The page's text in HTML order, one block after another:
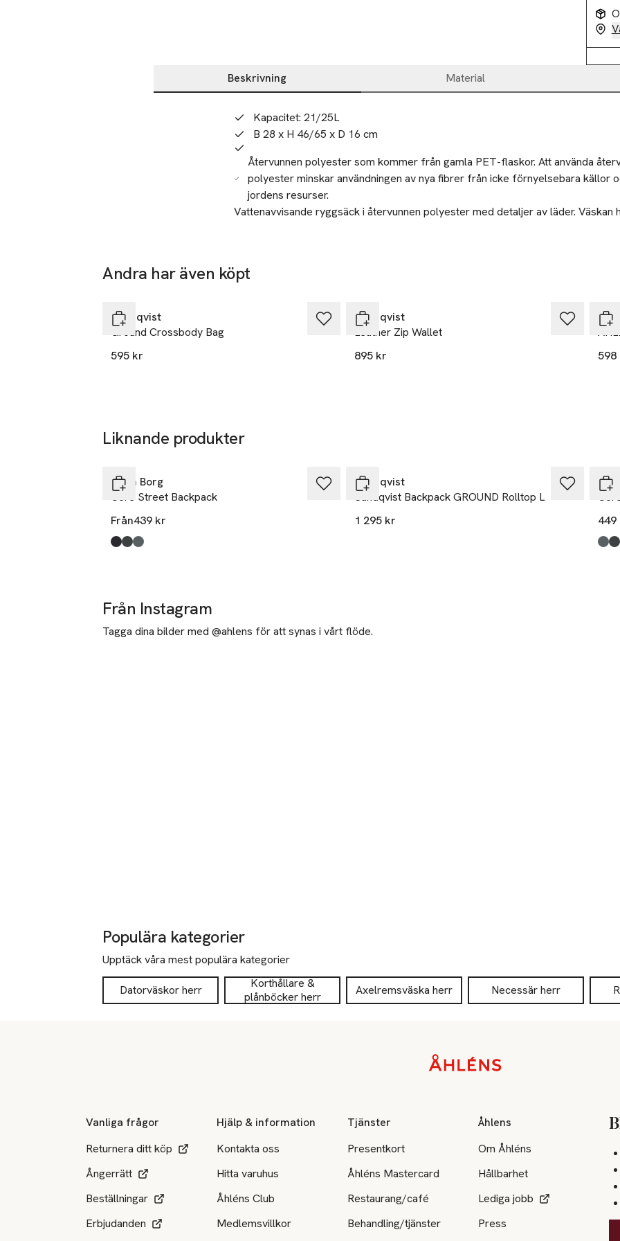
Beskrivning Material
Beskrivning
Kapacitet: 21/25L
B 28 x H 46/65 x D 16 cm
Återvunnen polyester som kommer från gamla PET-flaskor. Att använda
polyester minskar användningen av nya fibrer från icke förnyelsebara källor
jordens resurser.
Vattenavvisande ryggsäck i återvunnen polyester med detaljer av läder. Väskan
Andra har även köpt
Sandqvist
Ground Crossbody Bag
595 kr
Sandqvist
Leather Zip Wallet
895 kr
598
Liknande produkter
Björn Borg
Core Street Backpack
Från439 kr
Produkten finns i färgerna:
Black Beauty
Forest Night
Agave Green
Sandqvist
Sandqvist Backpack GROUND Rolltop L
1 295 kr
449
Från Instagram
Tagga dina bilder med @ahlens för att synas i vårt flöde.
Populära kategorier
Upptäck våra mest populära kategorier
Datorväskor herr
Korthållare &
plånböcker herr
Axelremsväska herr Necessär herr
Vanliga frågor
Returnera ditt köp
Ångerrätt
Beställningar
Erbjudanden
Hjälp & information
Kontakta oss
Hitta varuhus
Åhléns Club
Medlemsvillkor
Tjänster
Presentkort
Åhléns Mastercard
Restaurang/café
Behandling/tjänster
Åhlens
Om Åhléns
Hållbarhet
Lediga jobb
Press